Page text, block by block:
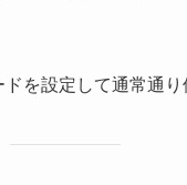
を設定して通常通り